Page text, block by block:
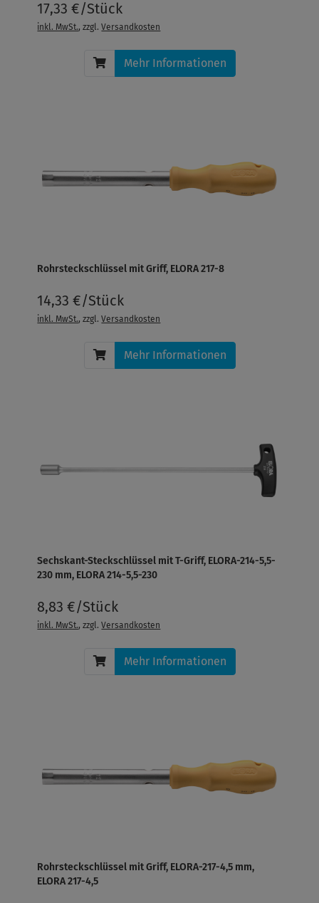
17,33 €/Stück
inkl. MwSt., zzgl.Versandkosten
Mehr Informationen
Rohrsteckschlüssel mit Griff, ELORA 217-8
14,33 €/Stück
inkl. MwSt., zzgl.Versandkosten
Mehr Informationen
Sechskant-Steckschlüssel mit T-Griff, ELORA-214-5,5-
230 mm, ELORA 214-5,5-230
8,83 €/Stück
inkl. MwSt., zzgl.Versandkosten
Mehr Informationen
Rohrsteckschlüssel mit Griff, ELORA-217-4,5 mm,
ELORA 217-4,5